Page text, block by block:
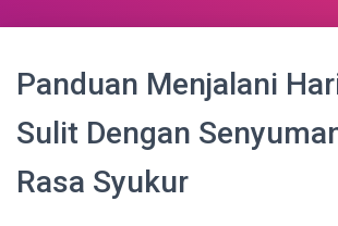
Panduan Menjalani
Sulit Dengan
Rasa Syukur